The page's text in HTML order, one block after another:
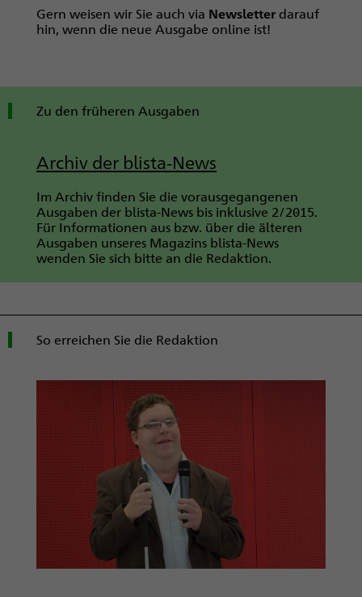
Gern weisen wir Sie auch via Newsletter darauf
hin, wenn die neue Ausgabe online ist!
Zu den früheren Ausgaben
Archiv der blista-News
Im Archiv finden Sie die vorausgegangenen
Ausgaben der blista-News bis inklusive 2/2015.
Für Informationen aus bzw. über die älteren
Ausgaben unseres Magazins blista-News
wenden Sie sich bitte an die Redaktion.
So erreichen Sie die Redaktion